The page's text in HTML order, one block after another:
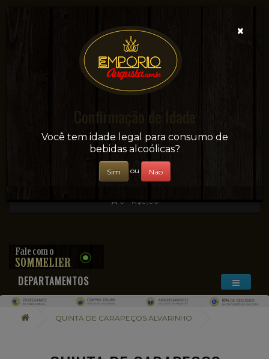
Sua conveniência e adega on-line!
0 - R$0,00
DEPARTAMENTOS
QUINTA DE CARAPEÇOS ALVARINHO
×
Confirmação de Idade
Você tem idade legal para consumo de
bebidas alcoólicas?
Sim ou Não